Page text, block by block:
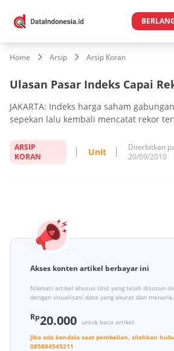
Home Arsip Arsip Koran
Ulasan Pasar Indeks Capai
JAKARTA: Indeks harga saham
sepekan lalu kembali mencatat rekor
ARSIP
KORAN
Unit
Diterbitkan
20/09/2010
Akses konten artikel berbayar ini
Nikmati artikel khusus Unit yang telah disusun
dengan visualisasi data yang akurat dan menarik.
Rp20.000
untuk baca artikel
Jika ada kendala saat pembelian, silahkan
085884545211